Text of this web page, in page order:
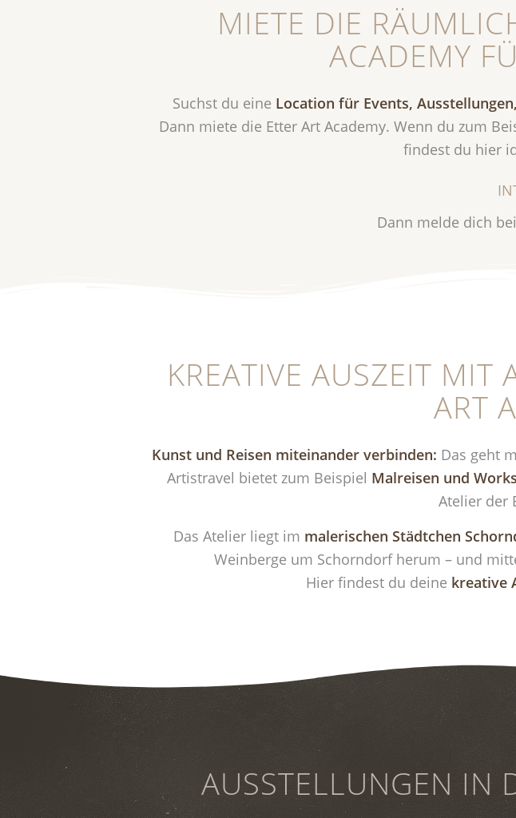
MIETE DIE
ACADEMY
Suchst du eine Location für Events,
Dann miete die Etter Art Academy. Wenn du zum
findest du hier
Dann melde dich
KREATIVE AUSZEIT MIT
ART
Kunst und Reisen miteinander verbinden: Das geht
Artistravel bietet zum Beispiel Malreisen und
Atelier der
Das Atelier liegt im malerischen Städtchen
Weinberge um Schorndorf herum – und
Hier findest du deine kreative
AUSSTELLUNGEN IN